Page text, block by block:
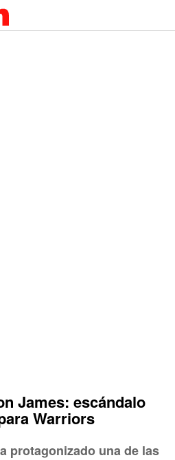
James: escándalo
Warriors
protagonizado una de las